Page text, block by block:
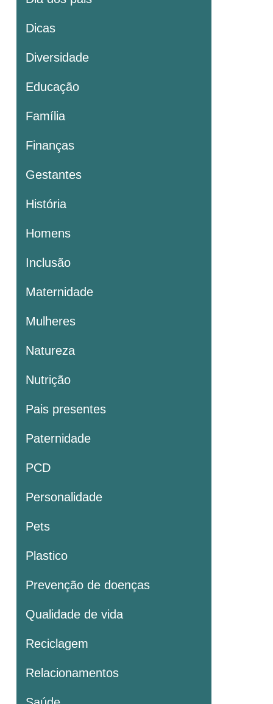
Dicas
Diversidade
Educação
Família
Finanças
Gestantes
História
Homens
Inclusão
Maternidade
Mulheres
Natureza
Nutrição
Pais presentes
Paternidade
PCD
Personalidade
Pets
Plastico
Prevenção de doenças
Qualidade de vida
Reciclagem
Relacionamentos